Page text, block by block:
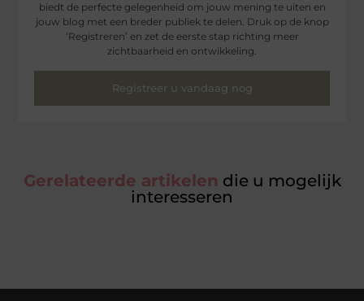
biedt de perfecte gelegenheid om jouw mening te uiten en
jouw blog met een breder publiek te delen. Druk op de knop
‘Registreren’ en zet de eerste stap richting meer
zichtbaarheid en ontwikkeling.
Registreer u vandaag nog
Gerelateerde artikelen die u mogelijk
interesseren